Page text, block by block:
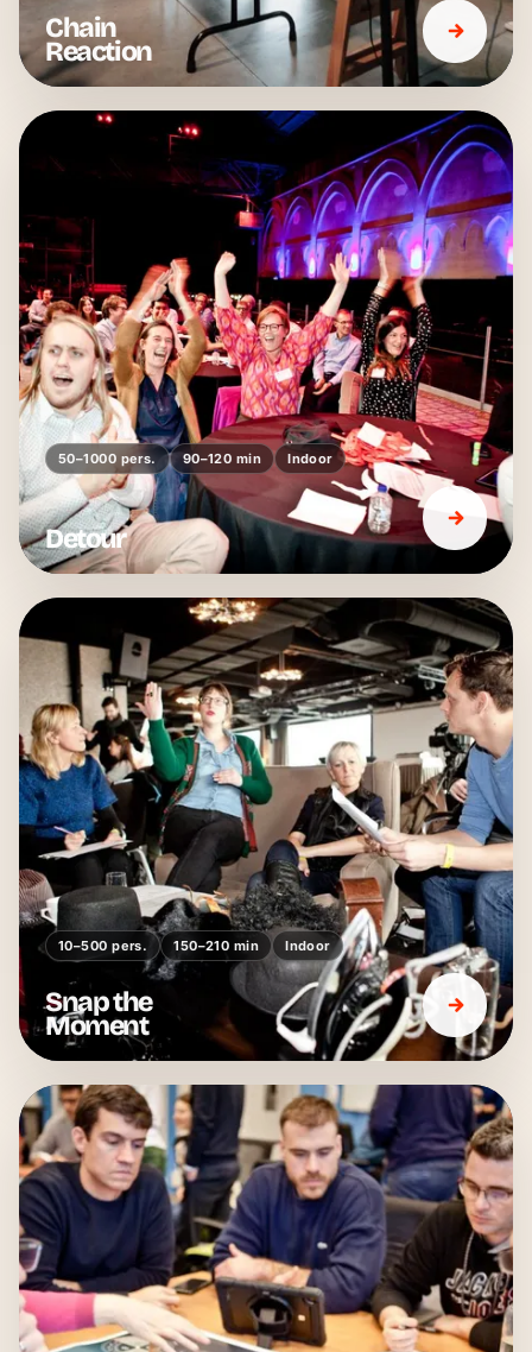
Chain
Reaction
50–1000 pers. 90–120 min Indoor
Detour
10–500 pers. 150–210 min Indoor
Snap the
Moment